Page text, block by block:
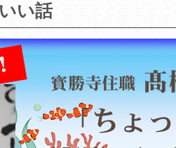
い話